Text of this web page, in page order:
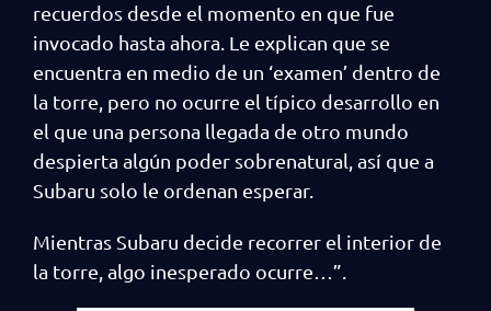
recuerdos desde el momento en que fue
invocado hasta ahora. Le explican que se
encuentra en medio de un ‘examen’ dentro de
la torre, pero no ocurre el típico desarrollo en
el que una persona llegada de otro mundo
despierta algún poder sobrenatural, así que a
Subaru solo le ordenan esperar.
Mientras Subaru decide recorrer el interior de
la torre, algo inesperado ocurre…”.